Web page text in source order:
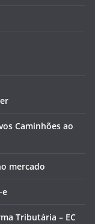
Caminhões ao
mercado
e
Tributária – EC